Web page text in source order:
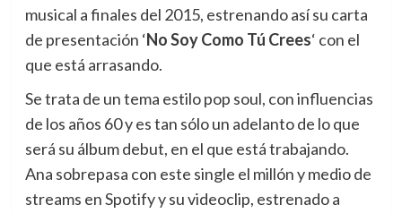
musical a finales del 2015, estrenando así su carta
de presentación ‘No Soy Como Tú Crees‘ con el
que está arrasando.
Se trata de un tema estilo pop soul, con influencias
de los años 60 y es tan sólo un adelanto de lo que
será su álbum debut, en el que está trabajando.
Ana sobrepasa con este single el millón y medio de
streams en Spotify y su videoclip, estrenado a